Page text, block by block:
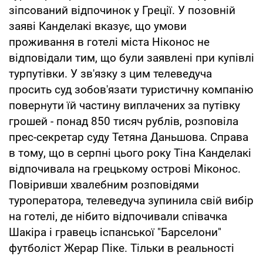
зіпсований відпочинок у Греції. У позовній
заяві Канделакі вказує, що умови
проживання в готелі міста Ніконос не
відповідали тим, що були заявлені при купівлі
турпутівки. У зв'язку з цим телеведуча
просить суд зобов'язати туристичну компанію
повернути їй частину виплачених за путівку
грошей - понад 850 тисяч рублів, розповіла
прес-секретар суду Тетяна Даньшова. Справа
в тому, що в серпні цього року Тіна Канделакі
відпочивала на грецькому острові Міконос.
Повіривши хвалебним розповідями
туроператора, телеведуча зупинила свій вибір
на готелі, де нібито відпочивали співачка
Шакіра і гравець іспанської "Барселони"
футболіст Жерар Піке. Тільки в реальності